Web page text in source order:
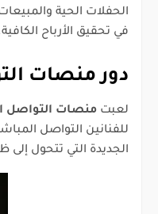
الحفلات الحية
في تحقيق الأرباح
دور منصات
لعبت منصات التواصل
الجديدة التي تتحول